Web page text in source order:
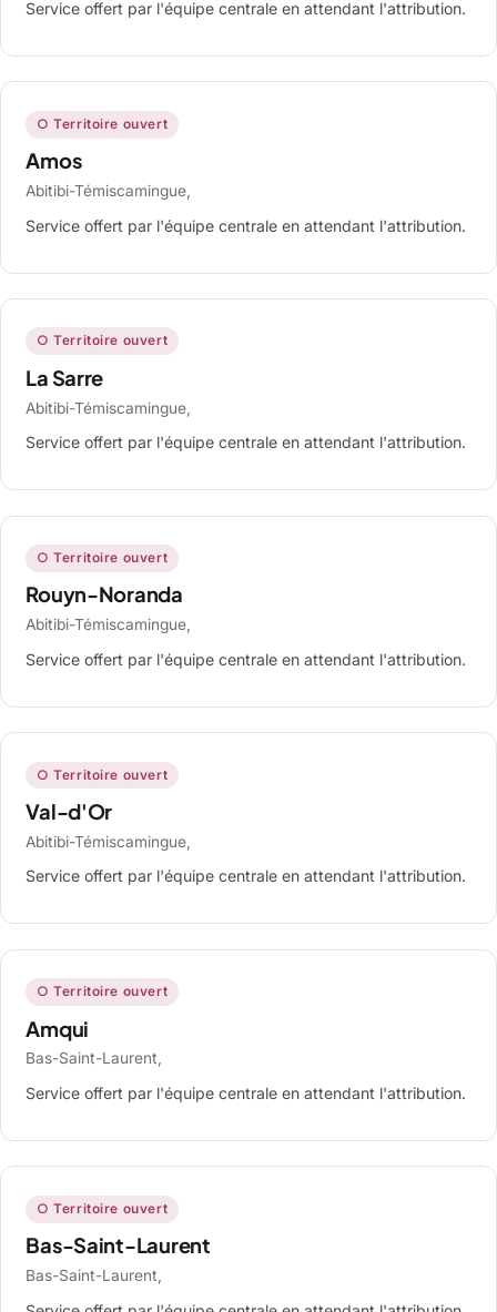
Service offert par l'équipe centrale en attendant l'attribution.
○ Territoire ouvert
Amos
Abitibi-Témiscamingue,
Service offert par l'équipe centrale en attendant l'attribution.
○ Territoire ouvert
La Sarre
Abitibi-Témiscamingue,
Service offert par l'équipe centrale en attendant l'attribution.
○ Territoire ouvert
Rouyn-Noranda
Abitibi-Témiscamingue,
Service offert par l'équipe centrale en attendant l'attribution.
○ Territoire ouvert
Val-d'Or
Abitibi-Témiscamingue,
Service offert par l'équipe centrale en attendant l'attribution.
○ Territoire ouvert
Amqui
Bas-Saint-Laurent,
Service offert par l'équipe centrale en attendant l'attribution.
○ Territoire ouvert
Bas-Saint-Laurent
Bas-Saint-Laurent,